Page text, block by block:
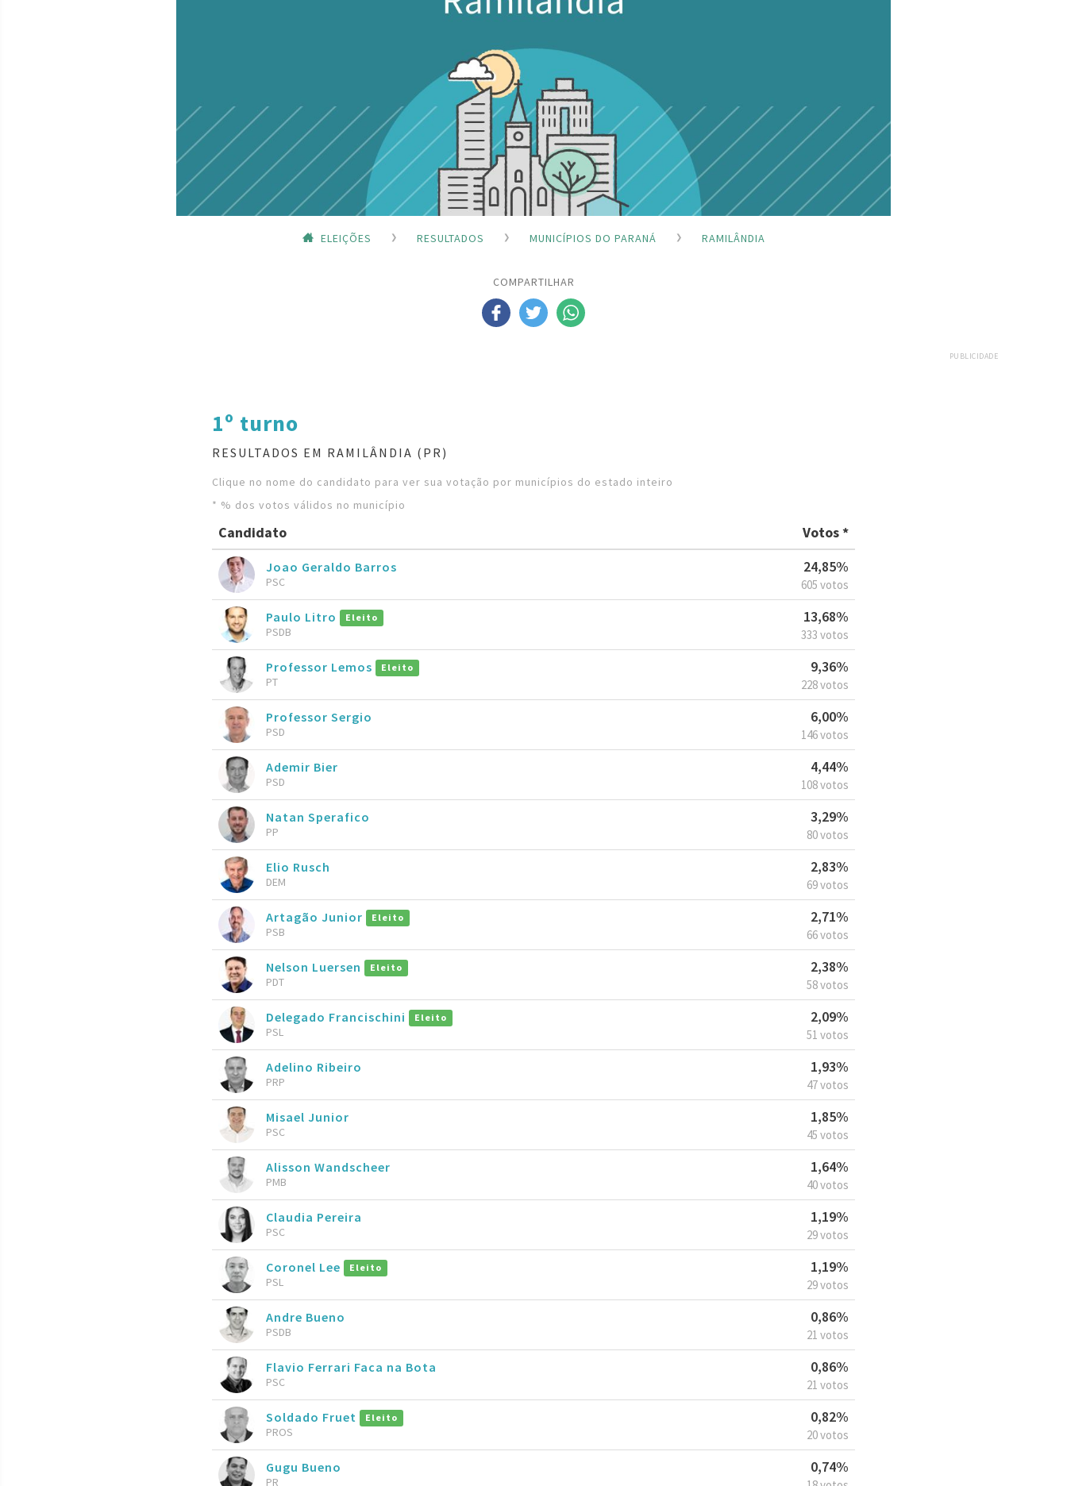
ELEIÇÕES RESULTADOS MUNICÍPIOS DO PARANÁ RAMILÂNDIA
COMPARTILHAR
PUBLICIDADE
1º turno
RESULTADOS EM RAMILÂNDIA (PR)
Clique no nome do candidato para ver sua votação por municípios do estado inteiro
* % dos votos válidos no município
Candidato Votos *
Joao Geraldo Barros
PSC
24,85%
605 votos
Paulo Litro Eleito
PSDB
13,68%
333 votos
Professor Lemos Eleito
PT
9,36%
228 votos
Professor Sergio
PSD
6,00%
146 votos
Ademir Bier
PSD
4,44%
108 votos
Natan Sperafico
PP
3,29%
80 votos
Elio Rusch
DEM
2,83%
69 votos
Artagão Junior Eleito
PSB
2,71%
66 votos
Nelson Luersen Eleito
PDT
2,38%
58 votos
Delegado Francischini Eleito
PSL
2,09%
51 votos
Adelino Ribeiro
PRP
1,93%
47 votos
Misael Junior
PSC
1,85%
45 votos
Alisson Wandscheer
PMB
1,64%
40 votos
Claudia Pereira
PSC
1,19%
29 votos
Coronel Lee Eleito
PSL
1,19%
29 votos
Andre Bueno
PSDB
0,86%
21 votos
Flavio Ferrari Faca na Bota
PSC
0,86%
21 votos
Soldado Fruet Eleito
PROS
0,82%
20 votos
Gugu Bueno
PR
0,74%